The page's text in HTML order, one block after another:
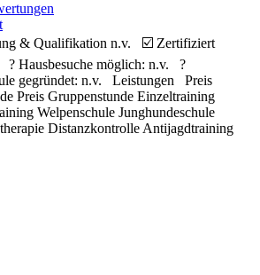
& Qualifikation n.v. ☑️ Zertifiziert
? Hausbesuche möglich: n.v. ?
gegründet: n.v. Leistungen Preis
Preis Gruppenstunde Einzeltraining
Welpenschule Junghundeschule
Distanzkontrolle Antijagdtraining